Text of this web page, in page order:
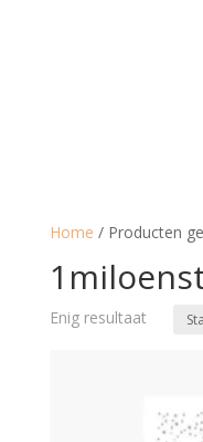
Home / Producten
Enig resultaat